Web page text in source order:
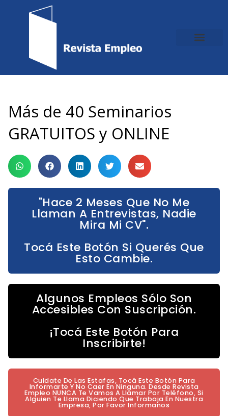
Más de 40 Seminarios
GRATUITOS y ONLINE
"Hace 2 Meses Que No Me
Llaman A Entrevistas, Nadie
Mira Mi CV".
Tocá Este Botón Si Querés Que
Esto Cambie.
Algunos Empleos Sólo Son
Accesibles Con Suscripción.
¡Tocá Este Botón Para
Inscribirte!
Cuidate De Las Estafas, Tocá Este Botón Para
Informarte Y No Caer En Ninguna. Desde Revista
Empleo NUNCA Te Vamos A Llamar Por Teléfono, Si
Alguien Te Llama Diciendo Que Trabaja En Nuestra
Empresa, Por Favor Informanos